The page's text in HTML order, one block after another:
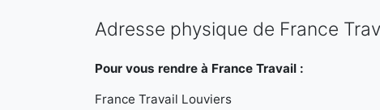
Adresse physique de France
Pour vous rendre à France Travail :
France Travail Louviers